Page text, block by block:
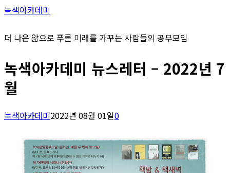
녹색아카데미
더 나은 앎으로 푸른 미래를 가꾸는 사람들의 공부모임
녹색아카데미 뉴스레터 – 2022년 7
월
녹색아카데미2022년 08월 01일0